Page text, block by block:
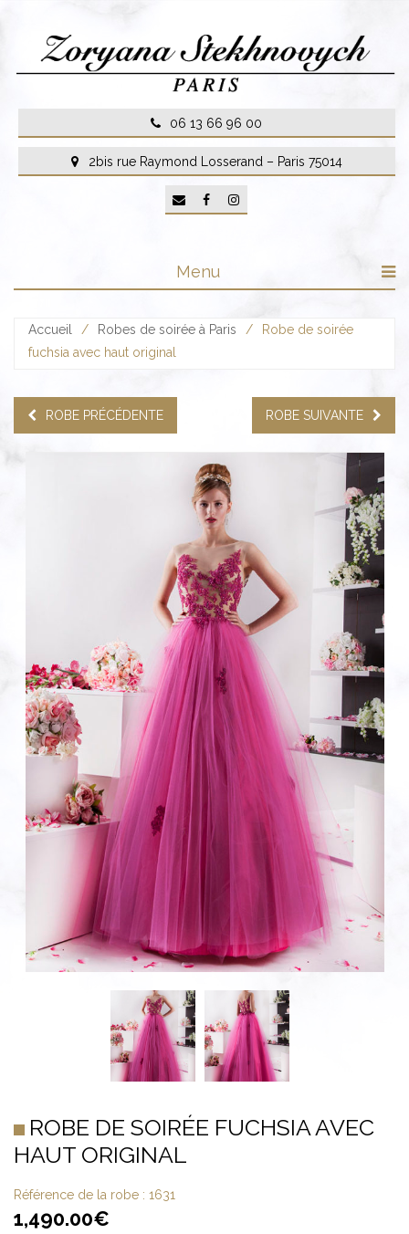
content
06 13 66 96 00
2bis rue Raymond Losserand – Paris 75014
Menu
Accueil / Robes de soirée à Paris /
Robe de soirée
fuchsia avec haut original
ROBE DE SOIRÉE FUCHSIA AVEC
HAUT ORIGINAL
Référence de la robe : 1631
1,490.00€